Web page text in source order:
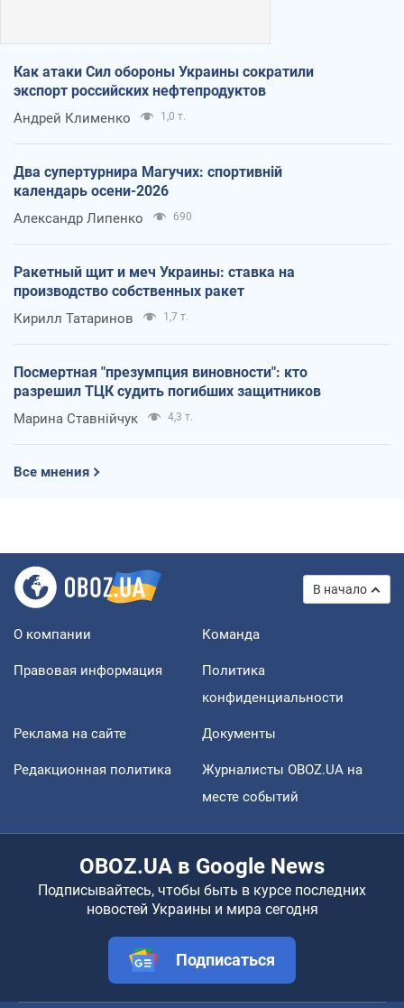
Как атаки Сил обороны Украины сократили
экспорт российских нефтепродуктов
Андрей Клименко 1,0 т.
Два супертурнира Магучих: спортивній
календарь осени-2026
Александр Липенко 690
Ракетный щит и меч Украины: ставка на
производство собственных ракет
Кирилл Татаринов 1,7 т.
Посмертная "презумпция виновности": кто
разрешил ТЦК судить погибших защитников
Марина Ставнійчук 4,3 т.
Все мнения
В начало
О компании Команда
Правовая информация
Политика
конфиденциальности
Реклама на сайте Документы
Редакционная политика
Журналисты OBOZ.UA на
месте событий
OBOZ.UA в Google News
Подписывайтесь, чтобы быть в курсе последних
новостей Украины и мира сегодня
Подписаться